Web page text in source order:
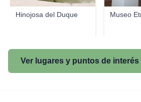
Hinojosa del Duque Museo
Ver lugares y puntos de interés